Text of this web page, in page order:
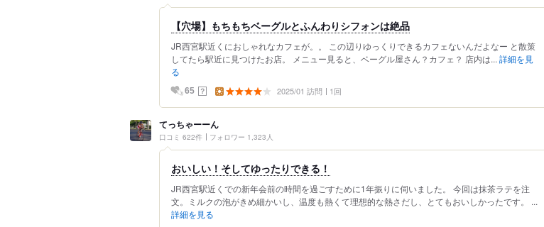
【穴場】もちもちベーグルとふんわりシフォンは絶品
JR西宮駅近くにおしゃれなカフェが。。 この辺りゆっくりできるカフェないんだよなー と散策
してたら駅近に見つけたお店。 メニュー見ると、ベーグル屋さん？カフェ？ 店内は... 詳細を見
る
65 ？ 2025/01 訪問 1回
てっちゃーーん
口コミ 622件 フォロワー 1,323人
おいしい！そしてゆったりできる！
JR西宮駅近くでの新年会前の時間を過ごすために1年振りに伺いました。 今回は抹茶ラテを注
文。ミルクの泡がきめ細かいし、温度も熱くて理想的な熱さだし、とてもおいしかったです。 ...
詳細を見る